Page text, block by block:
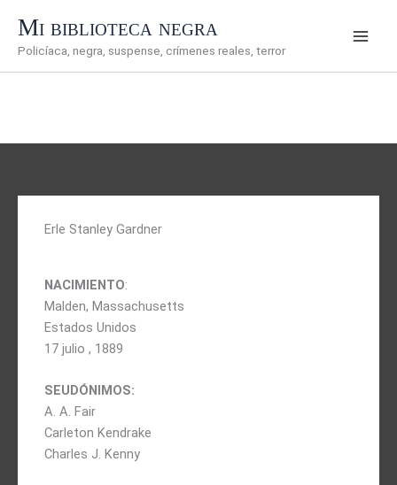
contenido
Mi biblioteca negra
Policíaca, negra, suspense, crímenes reales, terror
Erle Stanley Gardner
NACIMIENTO:
Malden, Massachusetts
Estados Unidos
17 julio , 1889
SEUDÓNIMOS:
A. A. Fair
Carleton Kendrake
Charles J. Kenny